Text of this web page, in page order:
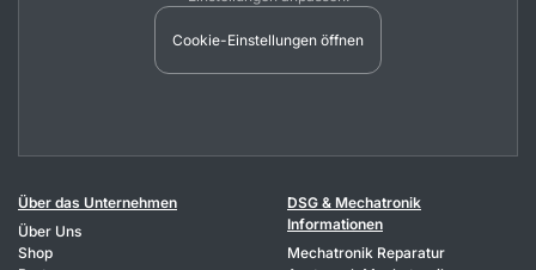
Cookie-Einstellungen öffnen
Über das Unternehmen
Über Uns
Shop
DSG & Mechatronik
Informationen
Mechatronik Reparatur